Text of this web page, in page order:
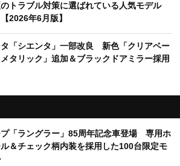
のトラブル対策に選ばれている人気モデル
2026年6月版】
タ「シエンタ」一部改良 新色「クリアベー
タリック」追加＆ブラックドアミラー採用
「ラングラー」85周年記念車登場 専用ホ
＆チェック柄内装を採用した100台限定モ